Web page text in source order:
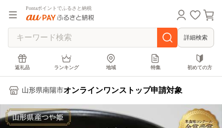
Pontaポイントでふるさと納税
詳細検索
返礼品 ランキング 地域 特集 初めての方
山形県南陽市オンラインワンストップ申請対象